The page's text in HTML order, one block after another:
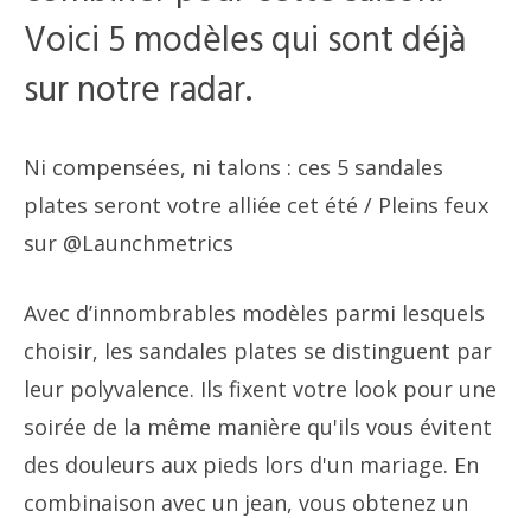
Voici 5 modèles qui sont déjà
sur notre radar.
Ni compensées, ni talons : ces 5 sandales
plates seront votre alliée cet été / Pleins feux
sur @Launchmetrics
Avec d’innombrables modèles parmi lesquels
choisir, les sandales plates se distinguent par
leur polyvalence. Ils fixent votre look pour une
soirée de la même manière qu'ils vous évitent
des douleurs aux pieds lors d'un mariage. En
combinaison avec un jean, vous obtenez un